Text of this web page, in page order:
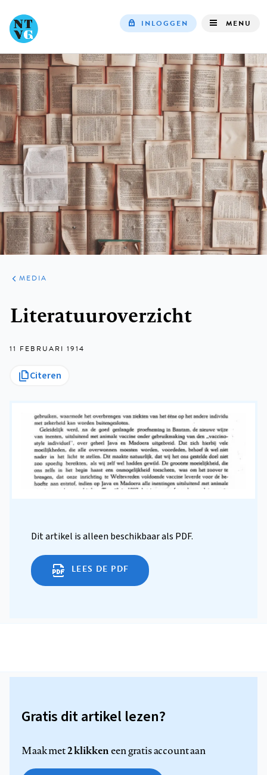
navigation
INLOGGEN MENU
ARTIKELEN
VARIA
MEDIA
Literatuuroverzicht
11 FEBRUARI 1914
Citeren
Dit artikel is alleen beschikbaar als PDF.
LEES DE PDF
Gratis dit artikel lezen?
Maak met2 klikkeneen gratis account aan